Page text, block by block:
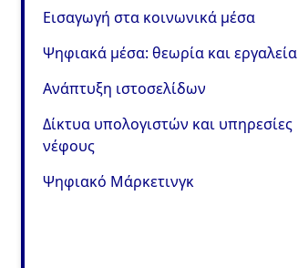
Εισαγωγή στα κοινωνικά μέσα
Ψηφιακά μέσα: θεωρία και εργαλεία
Ανάπτυξη ιστοσελίδων
Δίκτυα υπολογιστών και υπηρεσίες
νέφους
Ψηφιακό Μάρκετινγκ